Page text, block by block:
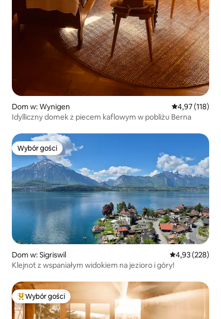
Dom w: Wynigen Średnia
4,97 (118)
Idylliczny domek z piecem kaflowym w pobliżu Berna
Wybór gości
Wybór gości
Dom w: Sigriswil Średnia
4,93 (228)
Klejnot z wspaniałym widokiem na jezioro i góry!
Najpopularniejsze z kategorii Wybór gości
Wybór gości